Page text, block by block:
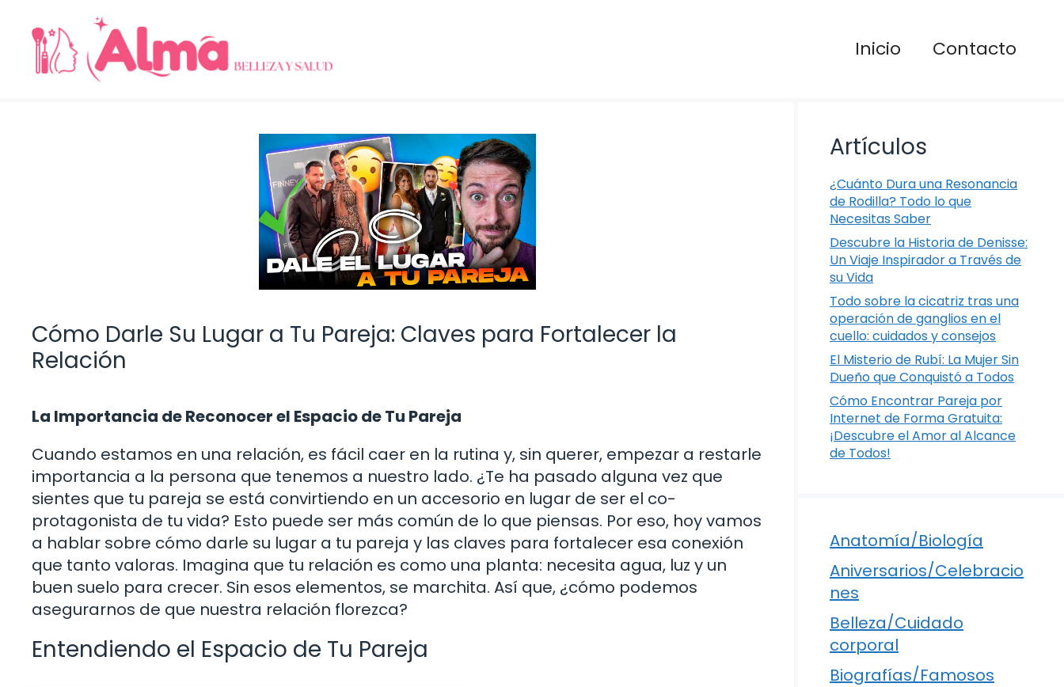
contenido
Inicio Contacto
Cómo Darle Su Lugar a Tu Pareja: Claves para Fortalecer la
Relación
La Importancia de Reconocer el Espacio de Tu Pareja
Cuando estamos en una relación, es fácil caer en la rutina y, sin querer, empezar a restarle
importancia a la persona que tenemos a nuestro lado. ¿Te ha pasado alguna vez que
sientes que tu pareja se está convirtiendo en un accesorio en lugar de ser el co-
protagonista de tu vida? Esto puede ser más común de lo que piensas. Por eso, hoy vamos
a hablar sobre cómo darle su lugar a tu pareja y las claves para fortalecer esa conexión
que tanto valoras. Imagina que tu relación es como una planta: necesita agua, luz y un
buen suelo para crecer. Sin esos elementos, se marchita. Así que, ¿cómo podemos
asegurarnos de que nuestra relación florezca?
Entendiendo el Espacio de Tu Pareja
Artículos
¿Cuánto Dura una Resonancia
de Rodilla? Todo lo que
Necesitas Saber
Descubre la Historia de Denisse:
Un Viaje Inspirador a Través de
su Vida
Todo sobre la cicatriz tras una
operación de ganglios en el
cuello: cuidados y consejos
El Misterio de Rubí: La Mujer Sin
Dueño que Conquistó a Todos
Cómo Encontrar Pareja por
Internet de Forma Gratuita:
¡Descubre el Amor al Alcance
de Todos!
Anatomía/Biología
Aniversarios/Celebracio
nes
Belleza/Cuidado
corporal
Biografías/Famosos